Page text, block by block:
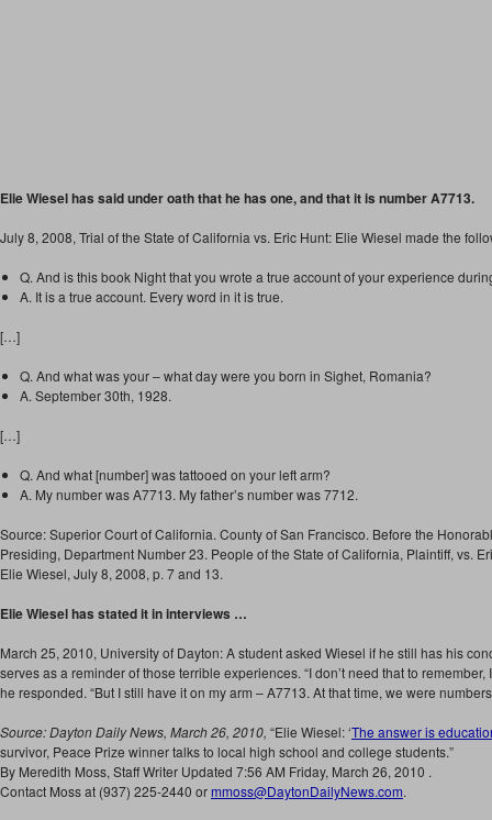
Elie Wiesel has said under oath that he has one, and that it is number A7713.
July 8, 2008, Trial of the State of California vs. Eric Hunt: Elie Wiesel made the
Q. And is this book Night that you wrote a true account of your experience
A. It is a true account. Every word in it is true.
[…]
Q. And what was your – what day were you born in Sighet, Romania?
A. September 30th, 1928.
[…]
Q. And what [number] was tattooed on your left arm?
A. My number was A7713. My father’s number was 7712.
Source: Superior Court of California. County of San Francisco. Before the
Presiding, Department Number 23. People of the State of California, Plaintiff, vs.
Elie Wiesel, July 8, 2008, p. 7 and 13.
Elie Wiesel has stated it in interviews …
March 25, 2010, University of Dayton: A student asked Wiesel if he still has his
serves as a reminder of those terrible experiences. “I don’t need that to remember,
he responded. “But I still have it on my arm – A7713. At that time, we were
Source: Dayton Daily News, March 26, 2010, “Elie Wiesel: ‘The answer is
survivor, Peace Prize winner talks to local high school and college students.”
By Meredith Moss, Staff Writer Updated 7:56 AM Friday, March 26, 2010 .
Contact Moss at (937) 225-2440 ormmoss@DaytonDailyNews.com.